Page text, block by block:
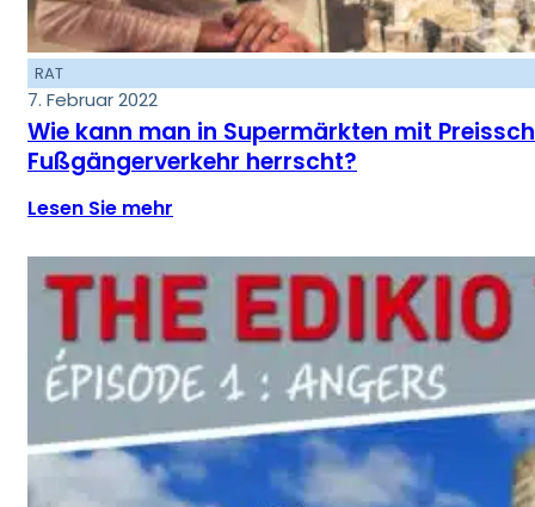
RAT
7. Februar 2022
Wie kann man in Supermärkten mit
Fußgängerverkehr herrscht?
Lesen Sie mehr